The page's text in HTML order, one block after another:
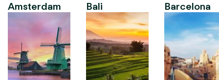
Amsterdam
Bali Barcelona